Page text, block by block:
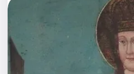
Выставки
Квесты